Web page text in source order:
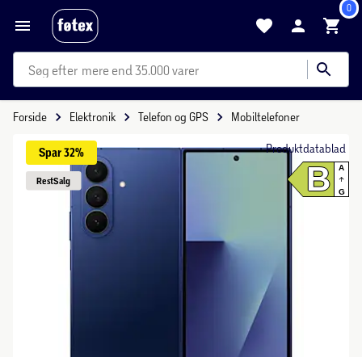
0
mere end 35.000 varer
Forside Elektronik Telefon og GPS Mobiltelefoner
Spar 32%
RestSalg
Produktdatablad
B A
G